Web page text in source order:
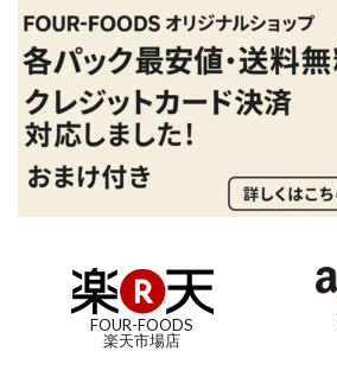
FOUR-FOODS
楽天市場店